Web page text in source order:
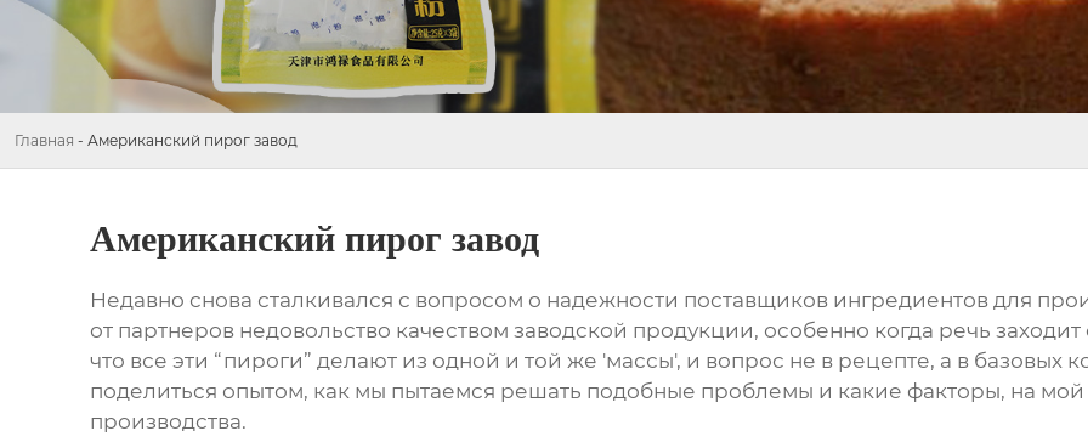
Главная - Американский пирог завод
Американский пирог завод
Недавно снова сталкивался с вопросом о надежности поставщиков ингредиентов для
от партнеров недовольство качеством заводской продукции, особенно когда речь
что все эти “пироги” делают из одной и той же 'массы', и вопрос не в рецепте, а в базовых
поделиться опытом, как мы пытаемся решать подобные проблемы и какие факторы, на
производства.